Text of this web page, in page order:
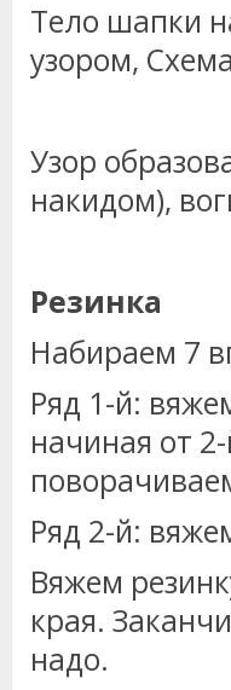
Тело шапки
узором,
Узор
накидом),
Резинка
Набираем 7
Ряд 1-й:
начиная от
Ряд 2-й:
Вяжем
края.
надо.